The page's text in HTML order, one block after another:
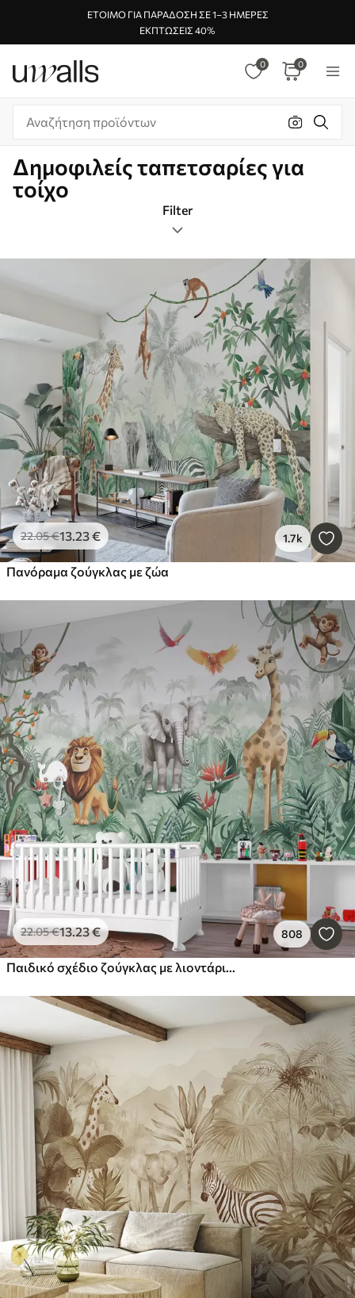
ΈΤΟΙΜΟ ΓΙΑ ΠΑΡΆΔΟΣΗ ΣΕ 1–3 ΗΜΈΡΕΣ
ΕΚΠΤΏΣΕΙΣ 40%
0 0
Δημοφιλείς ταπετσαρίες για
τοίχο
Filter
χλωρίδα και πανίδα
Μορφή εικόνας
Χρώμα
Smart
Επαναφέρετε τα πάντα
22.05€13.23€ 1.7k
Πανόραμα ζούγκλας με ζώα
22.05€13.23€ 808
Παιδικό σχέδιο ζούγκλας με λιοντάρι, καμηλοπάρδαλη, ελέφαντα και παπαγάλους